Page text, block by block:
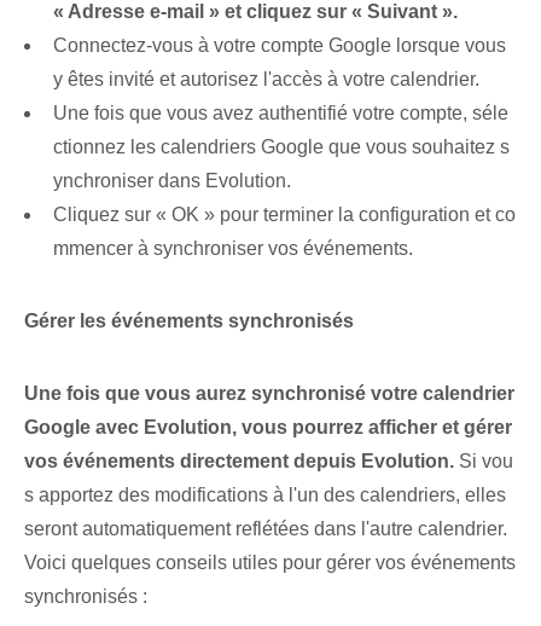
« Adresse e-mail » et cliquez sur « Suivant ».
Connectez-vous à votre compte Google lorsque vous
y êtes invité et autorisez l'accès à votre calendrier.
Une fois que vous avez authentifié votre compte, séle
ctionnez les calendriers Google⁢ que vous souhaitez s
ynchroniser dans Evolution.
Cliquez sur « OK » pour terminer la configuration et co
mmencer à synchroniser vos événements.
Gérer les événements synchronisés
Une fois que vous aurez synchronisé votre calendrier
Google avec Evolution, vous pourrez afficher et gérer
vos événements directement depuis Evolution. Si vou
s apportez des modifications à l'un des calendriers, elles
seront automatiquement reflétées dans l'autre calendrier.
Voici quelques conseils utiles pour gérer vos événements
synchronisés :